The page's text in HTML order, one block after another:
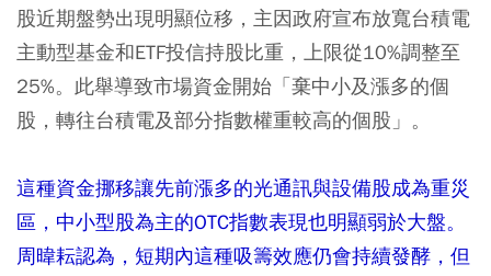
股近期盤勢出現明顯位移，主因政府宣布放寬台積電
主動型基金和ETF投信持股比重，上限從10%調整至
25%。此舉導致市場資金開始「棄中小及漲多的個
股，轉往台積電及部分指數權重較高的個股」。
這種資金挪移讓先前漲多的光通訊與設備股成為重災
區，中小型股為主的OTC指數表現也明顯弱於大盤。
周暐耘認為，短期內這種吸籌效應仍會持續發酵，但